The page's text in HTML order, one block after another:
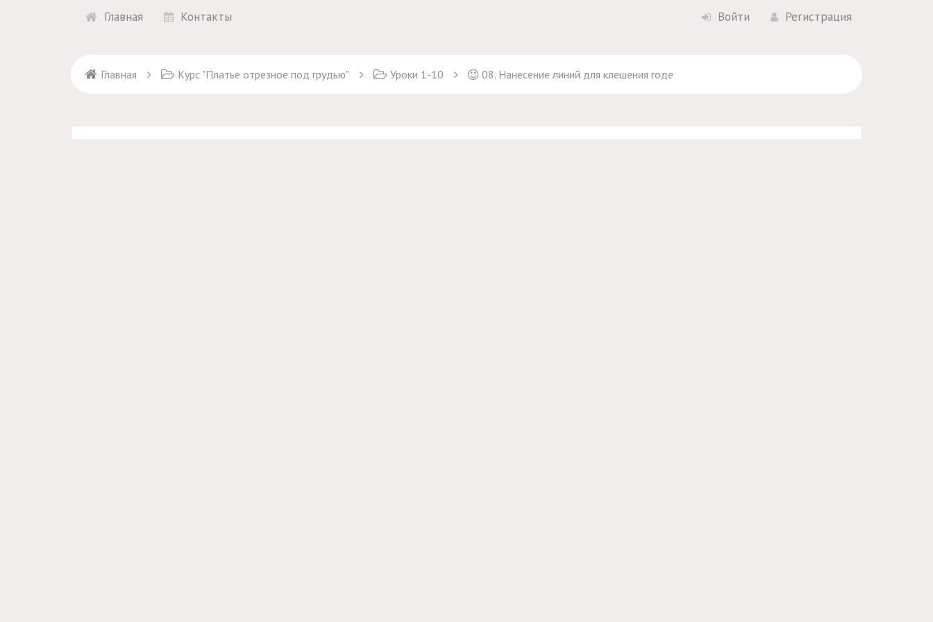
Главная Контакты Войти Регистрация
Главная Курс "Платье отрезное под грудью" Уроки 1-10 08. Нанесение линий для клешения годе